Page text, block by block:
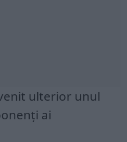
ulterior unul
ai